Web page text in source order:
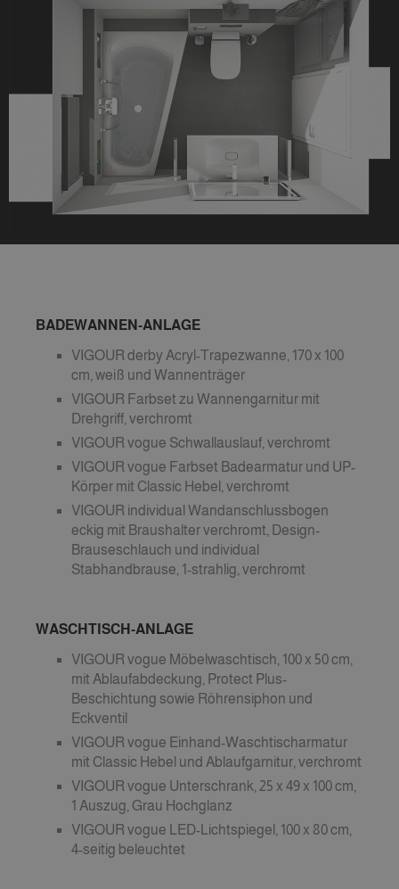
BADEWANNEN-ANLAGE
VIGOUR derby Acryl-Trapezwanne, 170 x 100
cm, weiß und Wannenträger
VIGOUR Farbset zu Wannengarnitur mit
Drehgriff, verchromt
VIGOUR vogue Schwallauslauf, verchromt
VIGOUR vogue Farbset Badearmatur und UP-
Körper mit Classic Hebel, verchromt
VIGOUR individual Wandanschlussbogen
eckig mit Braushalter verchromt, Design-
Brauseschlauch und individual
Stabhandbrause, 1-strahlig, verchromt
WASCHTISCH-ANLAGE
VIGOUR vogue Möbelwaschtisch, 100 x 50 cm,
mit Ablaufabdeckung, Protect Plus-
Beschichtung sowie Röhrensiphon und
Eckventil
VIGOUR vogue Einhand-Waschtischarmatur
mit Classic Hebel und Ablaufgarnitur, verchromt
VIGOUR vogue Unterschrank, 25 x 49 x 100 cm,
1 Auszug, Grau Hochglanz
VIGOUR vogue LED-Lichtspiegel, 100 x 80 cm,
4-seitig beleuchtet